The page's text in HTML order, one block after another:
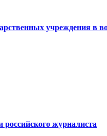
учреждения в
российского журналиста